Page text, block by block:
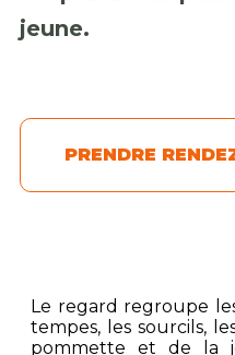
jeune.
PRENDRE
Le regard regroupe
tempes, les sourcils,
pommette et de la